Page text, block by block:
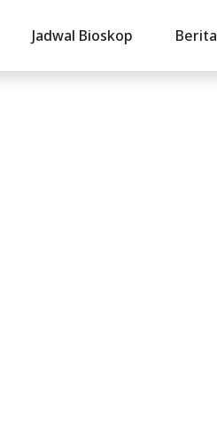
Jadwal Bioskop Berita